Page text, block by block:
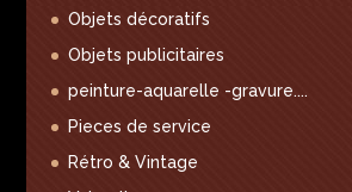
Objets décoratifs
Objets publicitaires
peinture-aquarelle -gravure....
Pieces de service
Rétro & Vintage